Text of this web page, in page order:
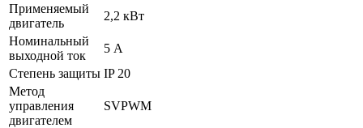
Применяемый
двигатель
2,2 кВт
Номинальный
выходной ток
5 А
Степень защиты IP 20
Метод
управления
двигателем
SVPWM